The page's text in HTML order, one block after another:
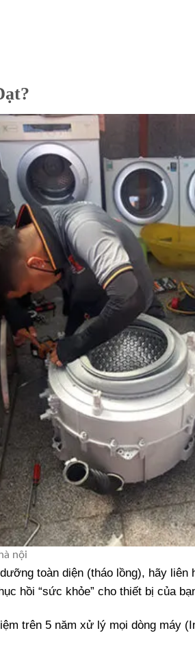
nội
toàn diện (tháo lồng), hãy liên
hồi “sức khỏe” cho thiết bị của
trên 5 năm xử lý mọi dòng máy